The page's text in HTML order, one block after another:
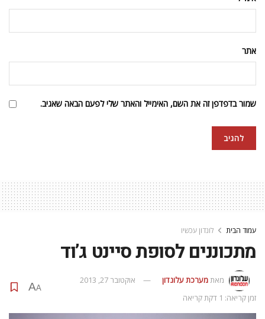
אתר
שמור בדפדפן זה את השם, האימייל והאתר שלי לפעם הבאה שאגיב.
עמוד הבית לונדון עכשיו
מתכוננים לסופת סיינט ג’וד
מאתמערכת עלונדון
אוקטובר 27, 2013
זמן קריאה: 1 דקת קריאה
A
A